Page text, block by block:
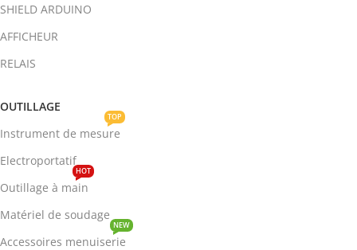
SHIELD ARDUINO
AFFICHEUR
RELAIS
OUTILLAGE
Instrument de mesure
TOP
Electroportatif
Outillage à main
HOT
Matériel de soudage
Accessoires menuiserie
NEW